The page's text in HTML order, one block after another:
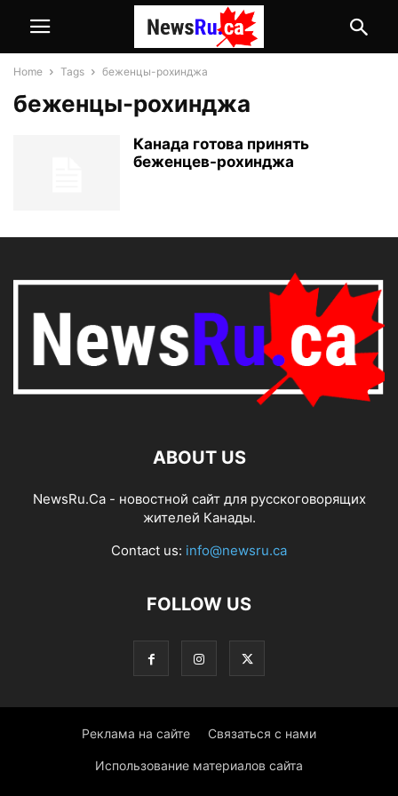
Home Tags беженцы-рохинджа
беженцы-рохинджа
Канада готова принять
беженцев-рохинджа
ABOUT US
NewsRu.Ca - новостной сайт для русскоговорящих
жителей Канады.
Contact us: info@newsru.ca
FOLLOW US
Реклама на сайте Связаться с нами
Использование материалов сайта